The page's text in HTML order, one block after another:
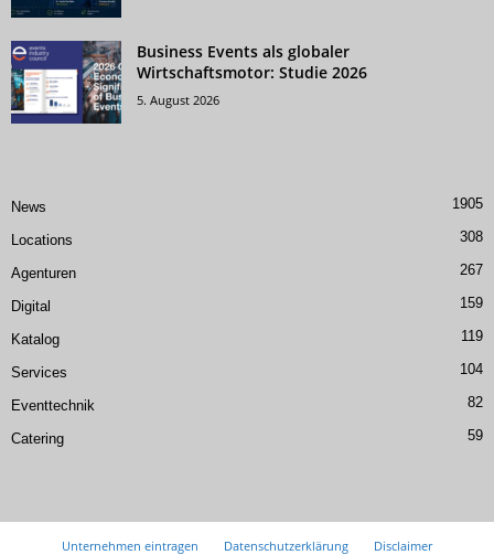
Business Events als globaler
Wirtschaftsmotor: Studie 2026
5. August 2026
News 1905
Locations 308
Agenturen 267
Digital 159
Katalog 119
Services 104
Eventtechnik 82
Catering 59
Unternehmen eintragen Datenschutzerklärung
Disclaimer